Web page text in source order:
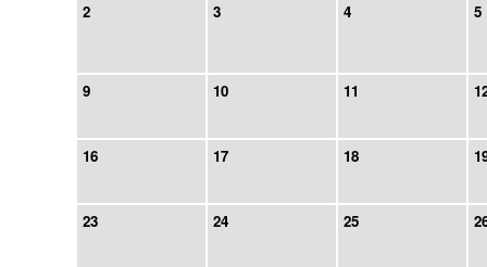
2 3 4 5
9 10 11
16 17 18
23 24 25